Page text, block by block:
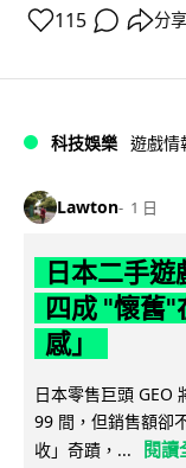
115 分享
科技娛樂 遊戲情
Lawton 1 日
日本二手
四成 "懷舊"
感」
日本零售巨頭 GEO
99 間，但銷售額卻
收」奇蹟，...
閱讀